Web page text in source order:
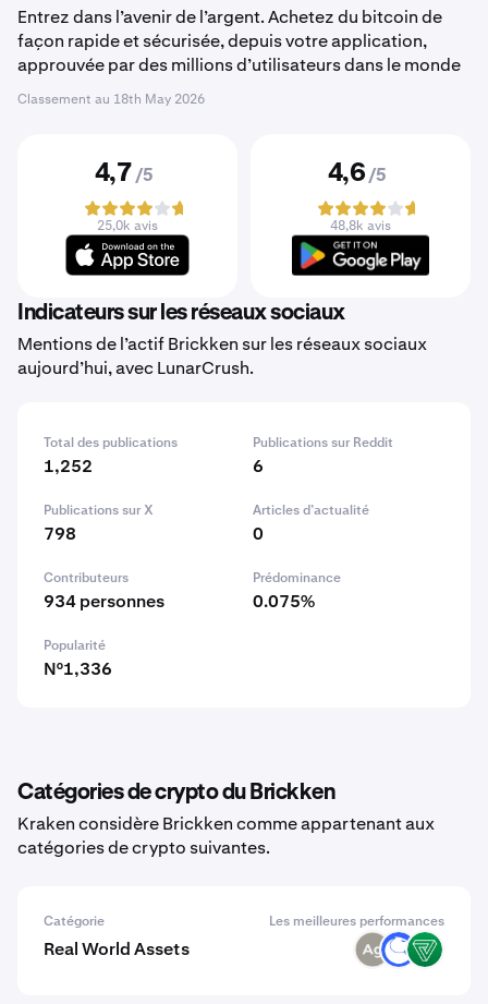
Entrez dans l’avenir de l’argent. Achetez du bitcoin de
façon rapide et sécurisée, depuis votre application,
approuvée par des millions d’utilisateurs dans le monde
Classement au 18th May 2026
4,7 /5
25,0k avis
4,6 /5
48,8k avis
Indicateurs sur les réseaux sociaux
Mentions de l’actif Brickken sur les réseaux sociaux
aujourd’hui, avec LunarCrush.
Total des publications
1,252
Publications sur Reddit
6
Publications sur X
798
Articles d’actualité
0
Contributeurs
934 personnes
Prédominance
0.075%
Popularité
N°1,336
Catégories de crypto du Brickken
Kraken considère Brickken comme appartenant aux
catégories de crypto suivantes.
Catégorie Les meilleures performances
Real World Assets SLVR ANT VEREM